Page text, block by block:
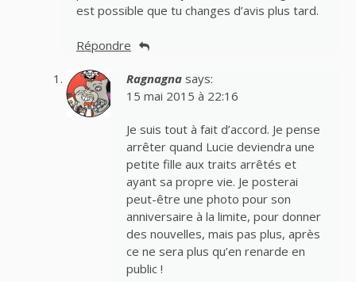
est possible que tu changes d’avis plus tard.
Répondre
Ragnagna says:
15 mai 2015 à 22:16
Je suis tout à fait d’accord. Je pense
arrêter quand Lucie deviendra une
petite fille aux traits arrêtés et
ayant sa propre vie. Je posterai
peut-être une photo pour son
anniversaire à la limite, pour donner
des nouvelles, mais pas plus, après
ce ne sera plus qu’en renarde en
public !